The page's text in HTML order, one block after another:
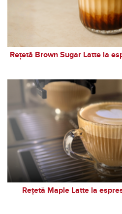
Rețetă Brown Sugar Latte la
Rețetă Maple Latte la